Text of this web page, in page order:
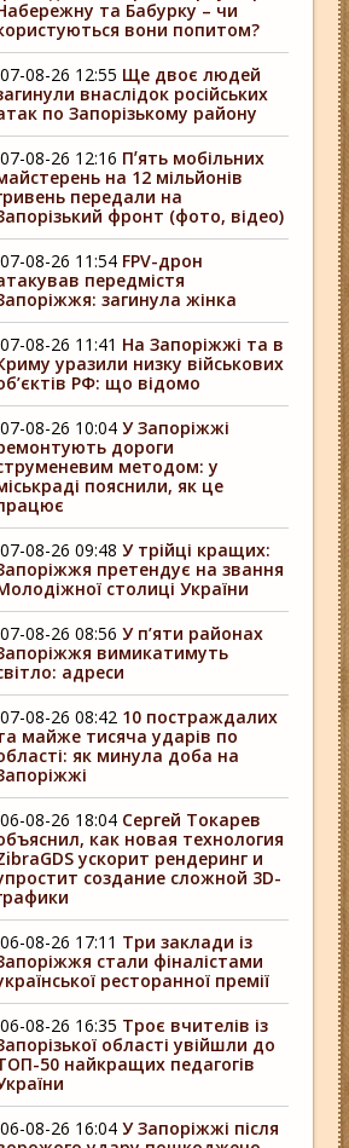
та Бабурку – чи
вони попитом?
07-08-26 12:55 Ще двоє людей
внаслідок російських
по Запорізькому району
07-08-26 12:16 Пʼять мобільних
на 12 мільйонів
передали на
фронт (фото, відео)
07-08-26 11:54 FPV-дрон
передмістя
загинула жінка
07-08-26 11:41 На Запоріжжі та в
уразили низку військових
РФ: що відомо
07-08-26 10:04 У Запоріжжі
дороги
методом: у
пояснили, як це
07-08-26 09:48 У трійці кращих:
претендує на звання
столиці України
07-08-26 08:56 У п’яти районах
вимикатимуть
адреси
07-08-26 08:42 10 постраждалих
майже тисяча ударів по
як минула доба на
06-08-26 18:04 Сергей Токарев
как новая технология
ускорит рендеринг и
создание сложной 3D-
06-08-26 17:11 Три заклади із
стали фіналістами
ресторанної премії
06-08-26 16:35 Троє вчителів із
області увійшли до
50 найкращих педагогів
06-08-26 16:04 У Запоріжжі після